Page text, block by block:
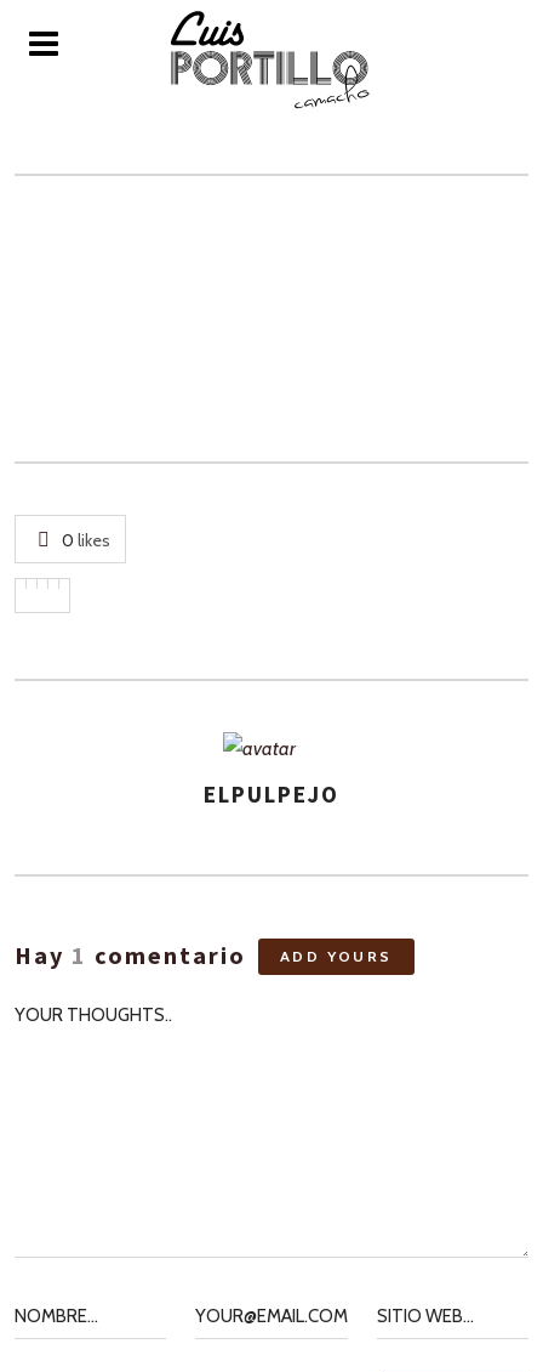
IMG-20170118-WA0024
0 likes
ELPULPEJO
Hay 1 comentario ADD YOURS